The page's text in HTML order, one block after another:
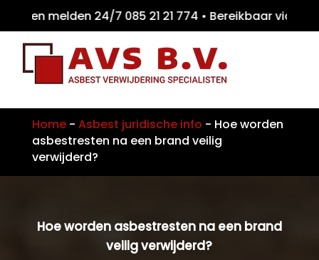
melden 24/7 085 21 21 774 •
Home- Asbest juridische info - Hoe worden
asbestresten na een brand veilig
verwijderd?
Hoe worden asbestresten na een brand
veilig verwijderd?